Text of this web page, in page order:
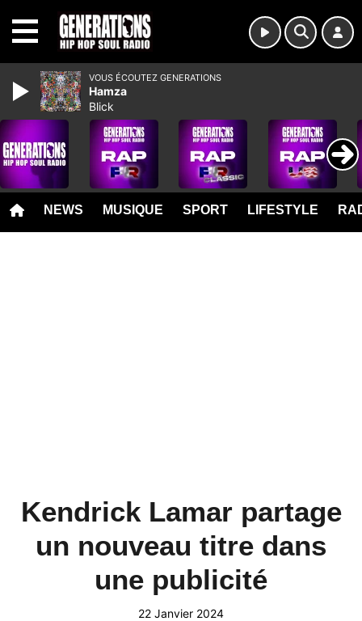
NEWS MUSIQUE SPORT LIFESTYLE
Kendrick Lamar partage
un nouveau titre dans
une publicité
22 Janvier 2024
VOUS ÉCOUTEZ GENERATIONS
Hamza
Blick